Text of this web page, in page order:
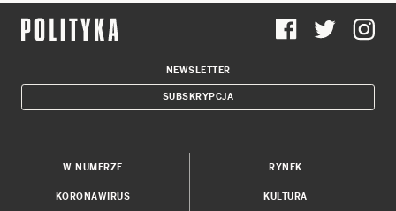
NEWSLETTER
SUBSKRYPCJA
W NUMERZE
KORONAWIRUS
RYNEK
KULTURA